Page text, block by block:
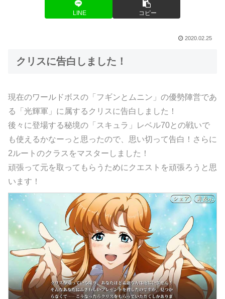
LINE コピー
2020.02.25
クリスに告白しました！
現在のワールドボスの「フギンとムニン」の優勢陣営であ
る「光輝軍」に属するクリスに告白しました！
後々に登場する秘境の「スキュラ」レベル70との戦いで
も使えるかなーっと思ったので、思い切って告白！さらに
2ルートのクラスをマスターしました！
頑張って元を取ってもらうためにクエストを頑張ろうと思
います！